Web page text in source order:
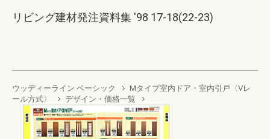
リビング建材発注資料集 '98 17-18(22-23)
ウッディーライン ベーシック
Mタイプ室内ドア・室内引戸〈Vレ
ール方式〉
デザイン・価格一覧